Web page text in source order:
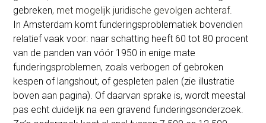
gebreken, met mogelijk juridische gevolgen achteraf.
In Amsterdam komt funderingsproblematiek bovendien
relatief vaak voor: naar schatting heeft 60 tot 80 procent
van de panden van vóór 1950 in enige mate
funderingsproblemen, zoals verbogen of gebroken
kespen of langshout, of gespleten palen (zie illustratie
boven aan pagina). Of daarvan sprake is, wordt meestal
pas echt duidelijk na een gravend funderingsonderzoek.